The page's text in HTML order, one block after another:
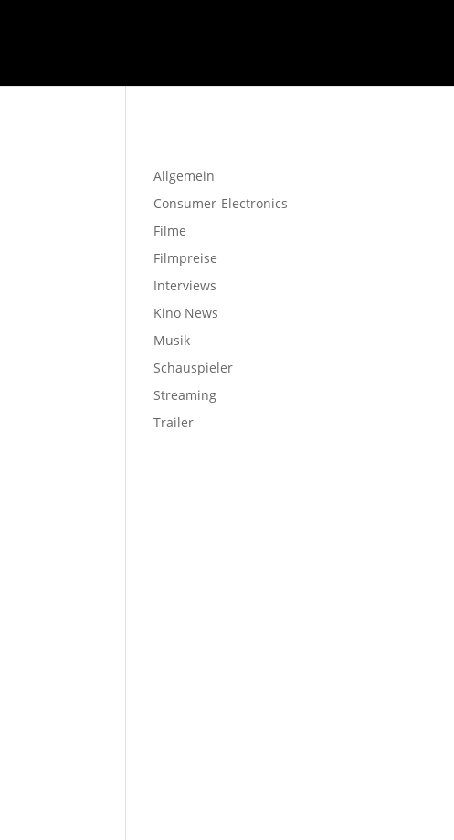
Allgemein
Consumer-Electronics
Filme
Filmpreise
Interviews
Kino News
Musik
Schauspieler
Streaming
Trailer